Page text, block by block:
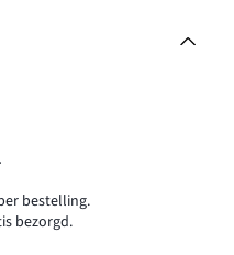
bestelling.
bezorgd.